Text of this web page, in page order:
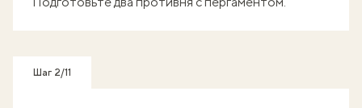
Шаг 2/11